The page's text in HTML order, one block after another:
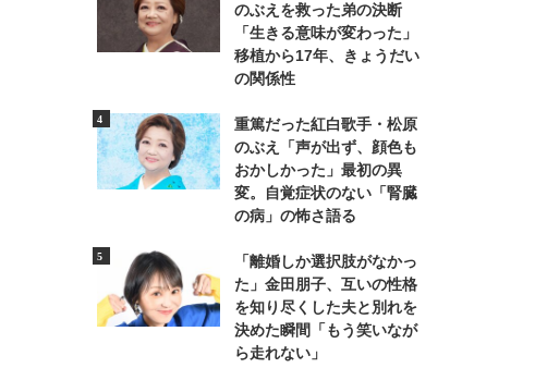
のぶえを救った弟の決断
「生きる意味が変わった」
移植から17年、きょうだい
の関係性
重篤だった紅白歌手・松原
のぶえ「声が出ず、顔色も
おかしかった」最初の異
変。自覚症状のない「腎臓
の病」の怖さ語る
「離婚しか選択肢がなかっ
た」金田朋子、互いの性格
を知り尽くした夫と別れを
決めた瞬間「もう笑いなが
ら走れない」